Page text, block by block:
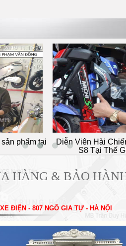
Viên Hài Chiến Thắng Mua Xe
S8 Tại Thế Giới Xe Điện
HÀNG & BẢO
ĐIỆN - 807 NGÔ GIA TỰ - HÀ NỘI